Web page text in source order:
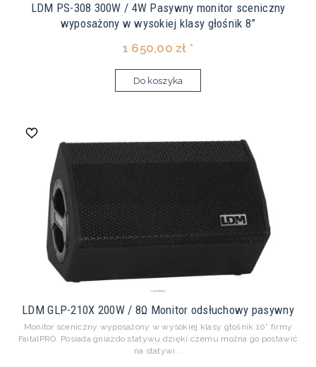
LDM PS-308 300W / 4W Pasywny monitor sceniczny
wyposażony w wysokiej klasy głośnik 8”
1 650,00 zł *
Do koszyka
LDM GLP-210X 200W / 8Ω Monitor odsłuchowy pasywny
Monitor sceniczny wyposażony w wysokiej klasy głośnik 10” firmy
FaitalPRO. Posiada gniazdo statywu dzięki czemu można go postawić
na statywi...